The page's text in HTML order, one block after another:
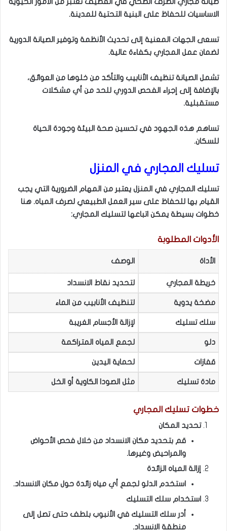
الاساسيات للحفاظ على البنية التحتية للمدينة.
تسعى الجهات المعنية إلى تحديث الأنظمة وتوفير الصيانة الدورية
لضمان عمل المجاري بكفاءة عالية.
تشمل الصيانة تنظيف الأنابيب والتأكد من خلوها من العوائق،
بالإضافة إلى إجراء الفحص الدوري للحد من أي مشكلات
مستقبلية.
تساهم هذه الجهود في تحسين صحة البيئة وجودة الحياة
للسكان.
تسليك المجاري في المنزل
تسليك المجاري في المنزل يعتبر من المهام الضرورية التي يجب
القيام بها للحفاظ على سير العمل الطبيعي لصرف المياه. هنا
خطوات بسيطة يمكن اتباعها لتسليك المجاري:
الأدوات المطلوبة
الأداة الوصف
خريطة المجاري لتحديد نقاط الانسداد
مضخة يدوية لتنظيف الأنابيب من الماء
سلك تسليك لإزالة الأجسام الغريبة
دلو لجمع المياه المتراكمة
قفازات لحماية اليدين
مادة تسليك مثل الصودا الكاوية أو الخل
خطوات تسليك المجاري
تحديد المكان
قم بتحديد مكان الانسداد من خلال فحص الأحواض
والمراحيض وغيرها.
إزالة المياه الزائدة
استخدم الدلو لجمع أي مياه زائدة حول مكان الانسداد.
استخدام سلك التسليك
أدر سلك التسليك في الأنبوب بلطف حتى تصل إلى
منطقة الانسداد.